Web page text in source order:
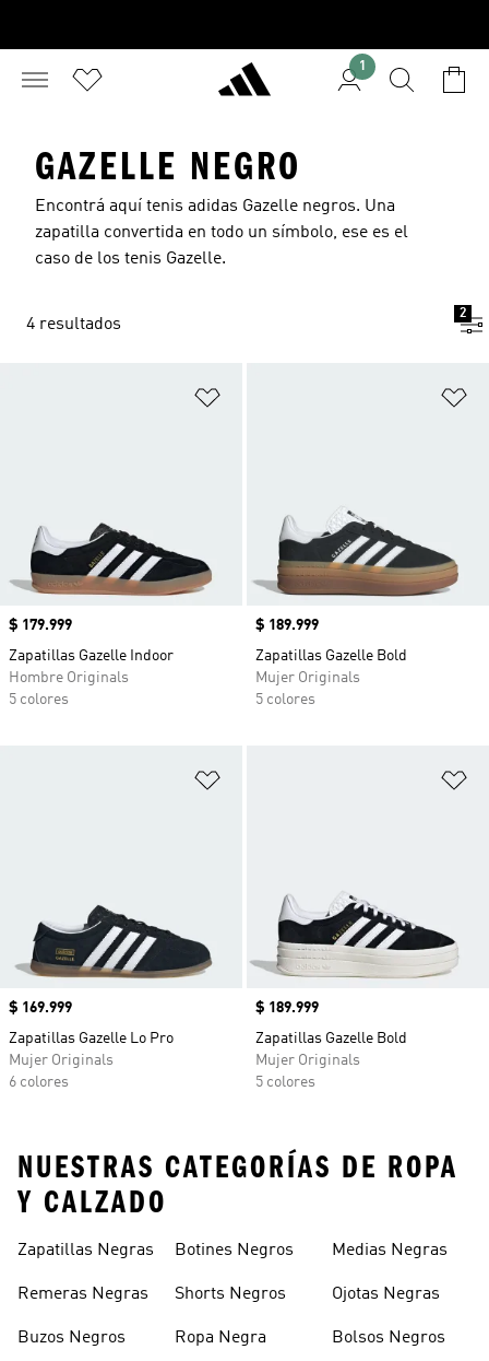
1
GAZELLE NEGRO
Encontrá aquí tenis adidas Gazelle negros. Una
zapatilla convertida en todo un símbolo, ese es el
caso de los tenis Gazelle.
4 resultados
2
Precio
$ 179.999
Zapatillas Gazelle Indoor
Hombre Originals
5 colores
Precio
$ 189.999
Zapatillas Gazelle Bold
Mujer Originals
5 colores
Precio
$ 169.999
Zapatillas Gazelle Lo Pro
Mujer Originals
6 colores
Precio
$ 189.999
Zapatillas Gazelle Bold
Mujer Originals
5 colores
NUESTRAS CATEGORÍAS DE ROPA
Y CALZADO
Zapatillas Negras
Remeras Negras
Buzos Negros
Botines Negros
Shorts Negros
Ropa Negra
Medias Negras
Ojotas Negras
Bolsos Negros